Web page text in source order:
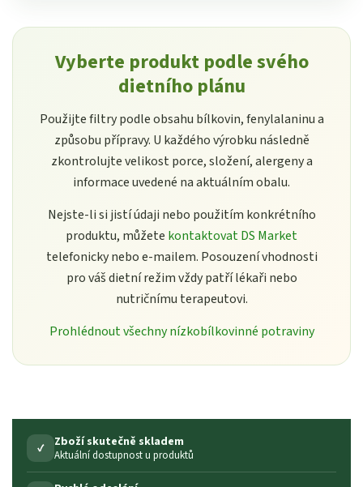
Vyberte produkt podle svého
dietního plánu
Použijte filtry podle obsahu bílkovin, fenylalaninu a
způsobu přípravy. U každého výrobku následně
zkontrolujte velikost porce, složení, alergeny a
informace uvedené na aktuálním obalu.
Nejste-li si jistí údaji nebo použitím konkrétního
produktu, můžete kontaktovat DS Market
telefonicky nebo e-mailem. Posouzení vhodnosti
pro váš dietní režim vždy patří lékaři nebo
nutričnímu terapeutovi.
Prohlédnout všechny nízkobílkovinné potraviny
✓ Zboží skutečně skladem
Aktuální dostupnost u produktů